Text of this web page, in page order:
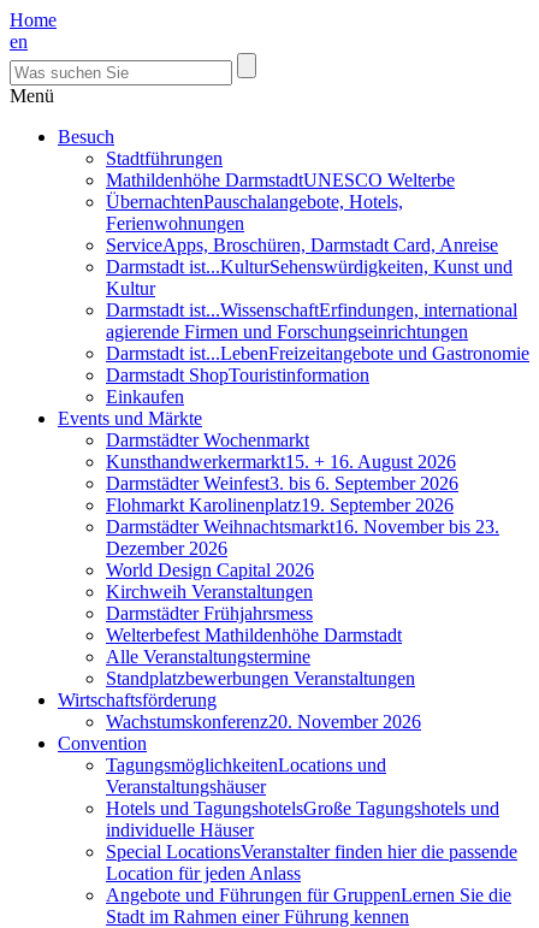
Home
en
Menü
Besuch
Stadtführungen
Mathildenhöhe DarmstadtUNESCO Welterbe
ÜbernachtenPauschalangebote, Hotels,
Ferienwohnungen
ServiceApps, Broschüren, Darmstadt Card, Anreise
Darmstadt ist...KulturSehenswürdigkeiten, Kunst und
Kultur
Darmstadt ist...WissenschaftErfindungen, international
agierende Firmen und Forschungseinrichtungen
Darmstadt ist...LebenFreizeitangebote und Gastronomie
Darmstadt ShopTouristinformation
Einkaufen
Events und Märkte
Darmstädter Wochenmarkt
Kunsthandwerkermarkt15. + 16. August 2026
Darmstädter Weinfest3. bis 6. September 2026
Flohmarkt Karolinenplatz19. September 2026
Darmstädter Weihnachtsmarkt16. November bis 23.
Dezember 2026
World Design Capital 2026
Kirchweih Veranstaltungen
Darmstädter Frühjahrsmess
Welterbefest Mathildenhöhe Darmstadt
Alle Veranstaltungstermine
Standplatzbewerbungen Veranstaltungen
Wirtschaftsförderung
Wachstumskonferenz20. November 2026
Convention
TagungsmöglichkeitenLocations und
Veranstaltungshäuser
Hotels und TagungshotelsGroße Tagungshotels und
individuelle Häuser
Special LocationsVeranstalter finden hier die passende
Location für jeden Anlass
Angebote und Führungen für GruppenLernen Sie die
Stadt im Rahmen einer Führung kennen